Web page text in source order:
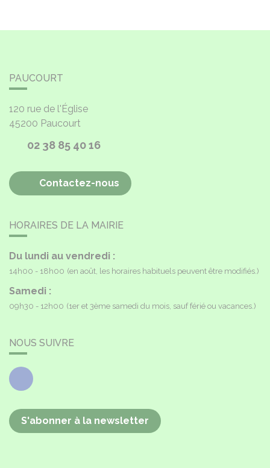
PAUCOURT
120 rue de l'Église
45200 Paucourt
02 38 85 40 16
Contactez-nous
HORAIRES DE LA MAIRIE
Du lundi au vendredi :
14h00 - 18h00 (en août, les horaires habituels peuvent être modifiés.)
Samedi :
09h30 - 12h00 (1er et 3ème samedi du mois, sauf férié ou vacances.)
NOUS SUIVRE
Facebook
S'abonner à la newsletter